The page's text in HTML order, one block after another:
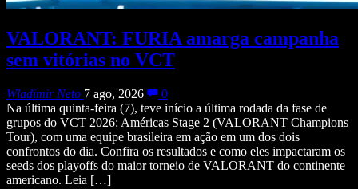
VALORANT: FURIA amarga campanha
sem vitórias no VCT
Wladimir Neto 7 ago, 2026
0
Na última quinta-feira (7), teve início a última rodada da fase de
grupos do VCT 2026: Américas Stage 2 (VALORANT Champions
Tour), com uma equipe brasileira em ação em um dos dois
confrontos do dia. Confira os resultados e como eles impactaram os
seeds dos playoffs do maior torneio de VALORANT do continente
americano. Leia […]